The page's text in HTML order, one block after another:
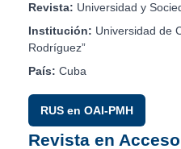
Revista: Universidad y
Institución: Universidad de
Rodríguez”
País: Cuba
RUS en OAI-PMH
Revista en